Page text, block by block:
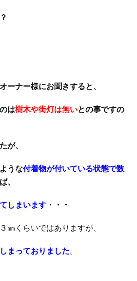
ーナー様にお聞きすると、
は樹木や街灯は無いとの事ですの
が、
うな付着物が付いている状態で数
、
しまいます ・・・
㎜くらいではありますが、
まっておりました。